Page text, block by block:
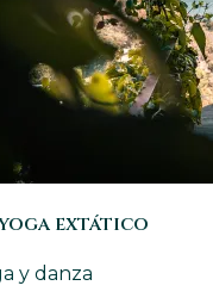
extático
y danza